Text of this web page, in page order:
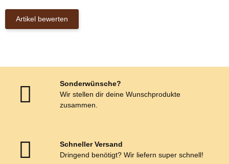
Artikel bewerten
Sonderwünsche?
Wir stellen dir deine Wunschprodukte
zusammen.
Schneller Versand
Dringend benötigt? Wir liefern super schnell!